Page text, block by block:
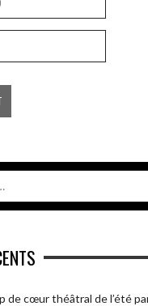
de cœur théâtral de l’été